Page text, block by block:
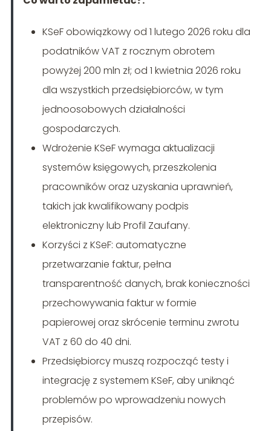
KSeF obowiązkowy od 1 lutego 2026 roku dla
podatników VAT z rocznym obrotem
powyżej 200 mln zł; od 1 kwietnia 2026 roku
dla wszystkich przedsiębiorców, w tym
jednoosobowych działalności
gospodarczych.
Wdrożenie KSeF wymaga aktualizacji
systemów księgowych, przeszkolenia
pracowników oraz uzyskania uprawnień,
takich jak kwalifikowany podpis
elektroniczny lub Profil Zaufany.
Korzyści z KSeF: automatyczne
przetwarzanie faktur, pełna
transparentność danych, brak konieczności
przechowywania faktur w formie
papierowej oraz skrócenie terminu zwrotu
VAT z 60 do 40 dni.
Przedsiębiorcy muszą rozpocząć testy i
integrację z systemem KSeF, aby uniknąć
problemów po wprowadzeniu nowych
przepisów.